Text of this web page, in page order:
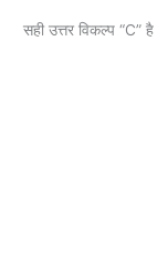
सही उत्तर विकल्प “C” है